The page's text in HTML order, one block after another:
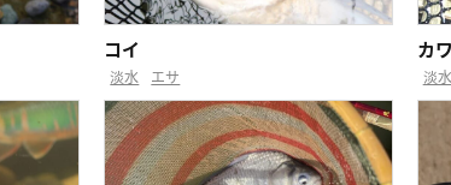
コイ
淡水 エサ
カ
淡水